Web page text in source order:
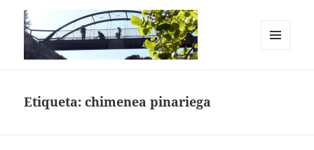
Lobos. La Chimenea de Soria I y II
Etiqueta:chimenea pinariega